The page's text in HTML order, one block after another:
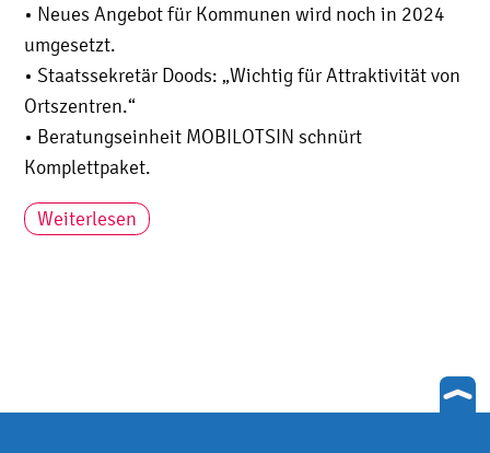
• Neues Angebot für Kommunen wird noch in 2024
umgesetzt.
• Staatssekretär Doods: „Wichtig für Attraktivität von
Ortszentren.“
• Beratungseinheit MOBILOTSIN schnürt
Komplettpaket.
Weiterlesen